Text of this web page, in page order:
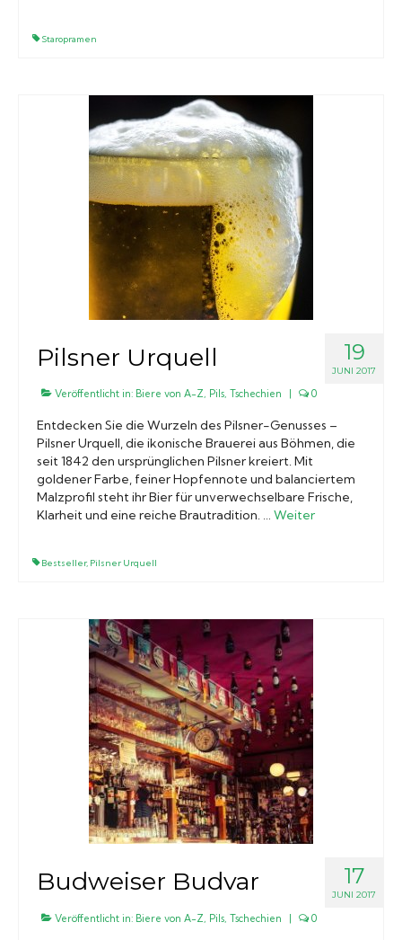
Staropramen
19
JUNI 2017
Pilsner Urquell
Veröffentlicht in: Biere von A-Z, Pils, Tschechien 0
Entdecken Sie die Wurzeln des Pilsner-Genusses –
Pilsner Urquell, die ikonische Brauerei aus Böhmen, die
seit 1842 den ursprünglichen Pilsner kreiert. Mit
goldener Farbe, feiner Hopfennote und balanciertem
Malzprofil steht ihr Bier für unverwechselbare Frische,
Klarheit und eine reiche Brautradition. … Weiter
Bestseller, Pilsner Urquell
17
JUNI 2017
Budweiser Budvar
Veröffentlicht in: Biere von A-Z, Pils, Tschechien | 0